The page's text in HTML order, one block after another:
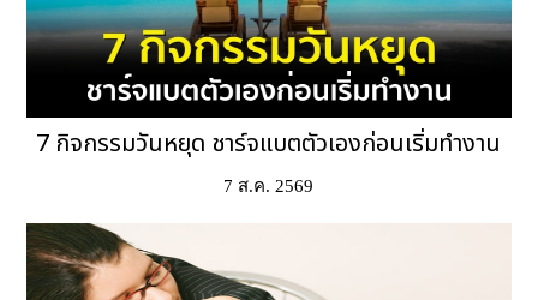
7 กิจกรรมวันหยุด ชาร์จแบตตัวเองก่อนเริ่มทำงาน
7 ส.ค. 2569